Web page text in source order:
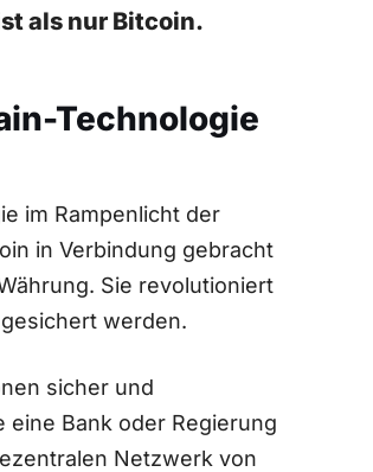
als nur Bitcoin.
Technologie
im ‌Rampenlicht der
in Verbindung gebracht
Sie revolutioniert
werden.
sicher und
Bank oder‌ Regierung
Netzwerk​ von